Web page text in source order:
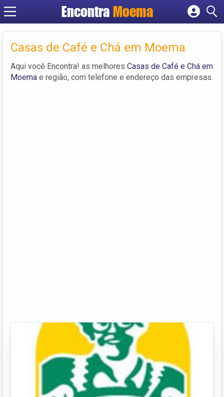
Encontra Moema
Criar conta
Casas de Café e Chá em Moema
Aqui você Encontra! as melhores Casas de Café e Chá em
Moema e região, com telefone e endereço das empresas.